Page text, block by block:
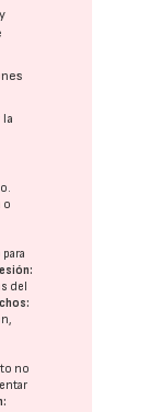
la
o
del
no